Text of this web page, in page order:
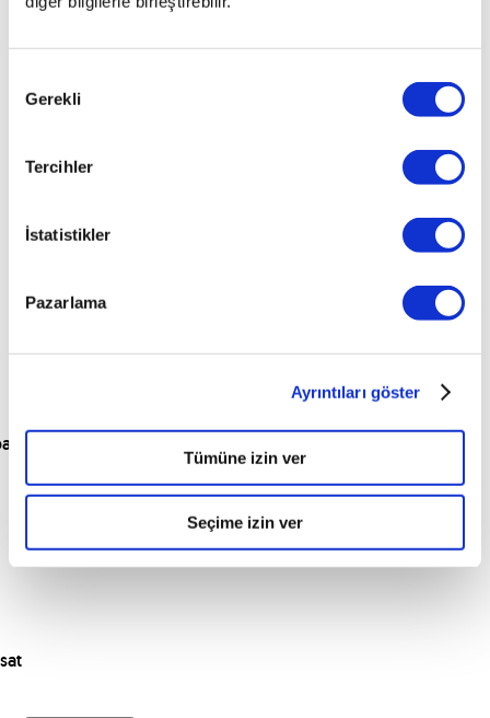
Seçimi
Gerekli
Tercihler
İstatistikler
Pazarlama
Ayrıntıları göster
Tümüne izin ver
Seçime izin ver
İsterseniz garajımızdaki araçlardan size uygun olanlarına
bakabilirsiniz.